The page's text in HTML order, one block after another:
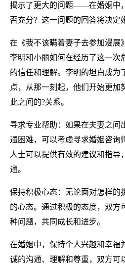
揭示了更大的问题——在婚姻中
否充分？这一问题的回答将决定
在《我不该瞒着妻子去参加漫展
李明和小丽如何在经历了这一次
的信任和理解。李明的坦白成为
点，从那一刻起，他们开始更加
此之间的?关系。
寻求专业帮助：如果在夫妻之间
通困难，可以考虑寻求婚姻咨询
人士可以提供有效的建议和指导
通。
保持积极心态：无论面对怎样的
的心态。通过积极的态度，双方
种问题，共同成长和进步。
在婚姻中，保持个人兴趣和幸福
诚的沟通、理解和尊重，双方可